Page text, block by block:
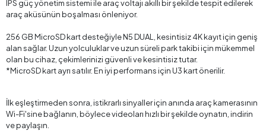
IPS güç yönetim sistemi ile araç voltajı akıllı bir şekilde tespit edilerek
araç aküsünün boşalması önleniyor.
256 GB MicroSD kart desteğiyle N5 DUAL, kesintisiz 4K kayıt için geniş
alan sağlar. Uzun yolculuklar ve uzun süreli park takibi için mükemmel
olan bu cihaz, çekimlerinizi güvenli ve kesintisiz tutar.
*MicroSD kart ayrı satılır. En iyi performans için U3 kart önerilir.
İlk eşleştirmeden sonra, istikrarlı sinyaller için anında araç kamerasının
Wi-Fi'sine bağlanın, böylece videoları hızlı bir şekilde oynatın, indirin
ve paylaşın.